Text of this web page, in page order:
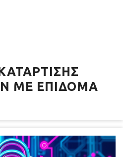
ΜΕ ΕΠΊΔΟΜΑ